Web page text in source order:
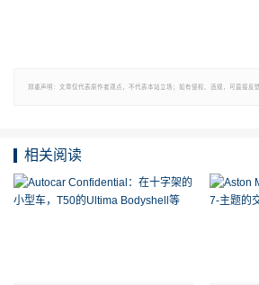
郑重声明：文章仅代表原作者观点，不代表本站立场；如有侵权、违规，可直接反
相关阅读